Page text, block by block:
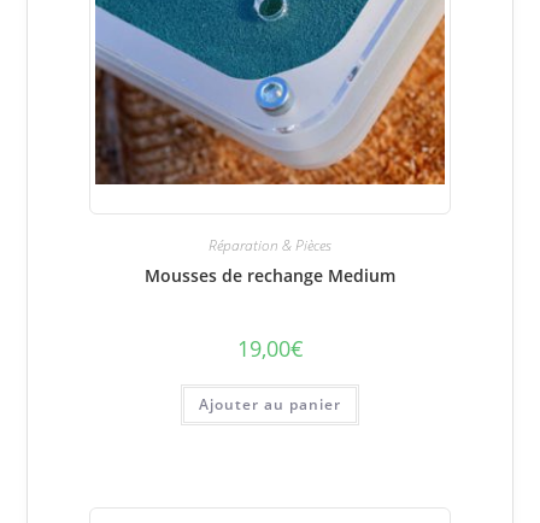
Réparation & Pièces
Mousses de rechange Medium
19,00€
Ajouter au panier